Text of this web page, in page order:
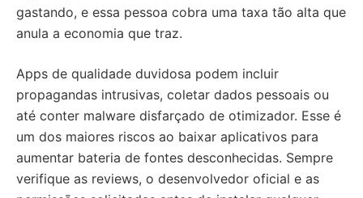
gastando, e essa pessoa cobra uma taxa tão alta que
anula a economia que traz.
Apps de qualidade duvidosa podem incluir
propagandas intrusivas, coletar dados pessoais ou
até conter malware disfarçado de otimizador. Esse é
um dos maiores riscos ao baixar aplicativos para
aumentar bateria de fontes desconhecidas. Sempre
verifique as reviews, o desenvolvedor oficial e as